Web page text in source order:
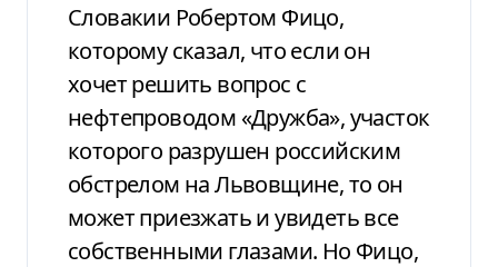
Словакии Робертом Фицо,
которому сказал, что если он
хочет решить вопрос с
нефтепроводом «Дружба», участок
которого разрушен российским
обстрелом на Львовщине, то он
может приезжать и увидеть все
собственными глазами. Но Фицо,